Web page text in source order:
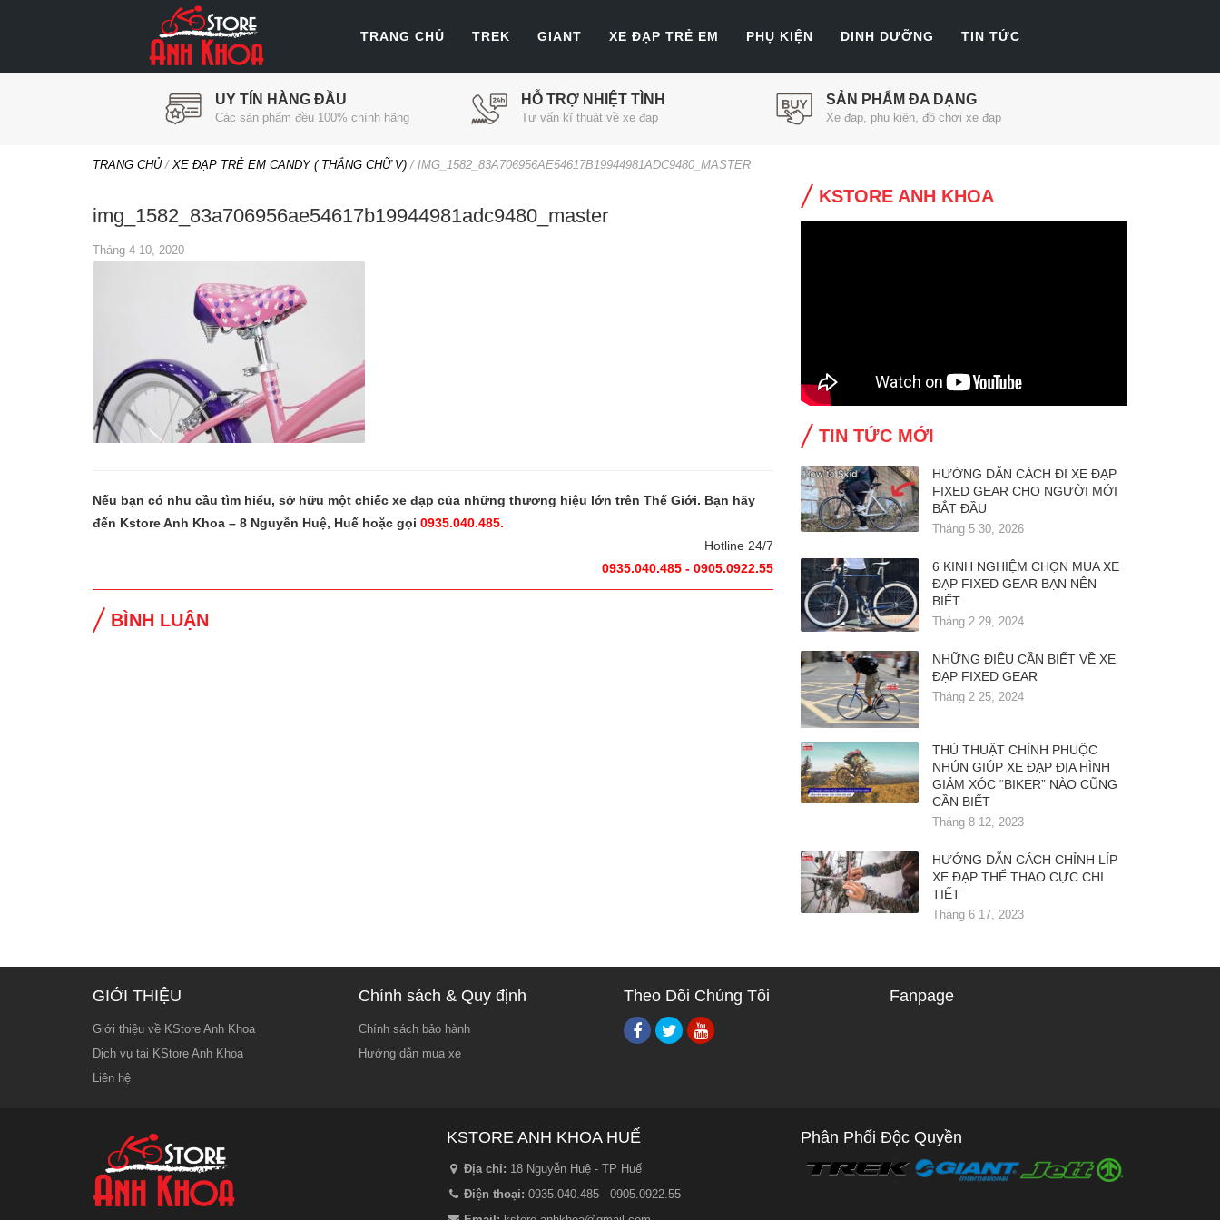
TRANG CHỦ TREK GIANT XE ĐẠP TRẺ EM PHỤ KIỆN DINH DƯỠNG TIN TỨC
UY TÍN HÀNG ĐẦU
Các sản phẩm đều 100% chính hãng
HỖ TRỢ NHIỆT TÌNH
Tư vấn kĩ thuật về xe đạp
SẢN PHẨM ĐA DẠNG
Xe đạp, phụ kiện, đồ chơi xe đạp
TRANG CHỦ/ XE ĐẠP TRẺ EM CANDY ( THẮNG CHỮ V) / IMG_1582_83A706956AE54617B19944981ADC9480_MASTER
img_1582_83a706956ae54617b19944981adc9480_master
Tháng 4 10, 2020
Nếu bạn có nhu cầu tìm hiểu, sở hữu một chiếc xe đạp của những thương hiệu lớn trên Thế Giới. Bạn hãy
đến Kstore Anh Khoa – 8 Nguyễn Huệ, Huế hoặc gọi 0935.040.485.
Hotline 24/7
0935.040.485 - 0905.0922.55
BÌNH LUẬN
KSTORE ANH KHOA
TIN TỨC MỚI
HƯỚNG DẪN CÁCH ĐI XE ĐẠP
FIXED GEAR CHO NGƯỜI MỚI
BẮT ĐẦU
Tháng 5 30, 2026
6 KINH NGHIỆM CHỌN MUA XE
ĐẠP FIXED GEAR BẠN NÊN
BIẾT
Tháng 2 29, 2024
NHỮNG ĐIỀU CẦN BIẾT VỀ XE
ĐẠP FIXED GEAR
Tháng 2 25, 2024
THỦ THUẬT CHỈNH PHUỘC
NHÚN GIÚP XE ĐẠP ĐỊA HÌNH
GIẢM XÓC “BIKER” NÀO CŨNG
CẦN BIẾT
Tháng 8 12, 2023
HƯỚNG DẪN CÁCH CHỈNH LÍP
XE ĐẠP THỂ THAO CỰC CHI
TIẾT
Tháng 6 17, 2023
GIỚI THIỆU
Giới thiệu về KStore Anh Khoa
Dịch vụ tại KStore Anh Khoa
Liên hệ
Chính sách & Quy định
Chính sách bảo hành
Hướng dẫn mua xe
Theo Dõi Chúng Tôi Fanpage
KSTORE ANH KHOA HUẾ
Địa chỉ: 18 Nguyễn Huệ - TP Huế
Điện thoại: 0935.040.485 - 0905.0922.55
Phân Phối Độc Quyền